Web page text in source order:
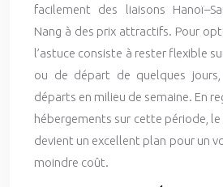
facilement des liaisons
Nang à des prix attractifs. Pour
l’astuce consiste à rester flexible
ou de départ de quelques
départs en milieu de semaine. En
hébergements sur cette période,
devient un excellent plan pour un
moindre coût.